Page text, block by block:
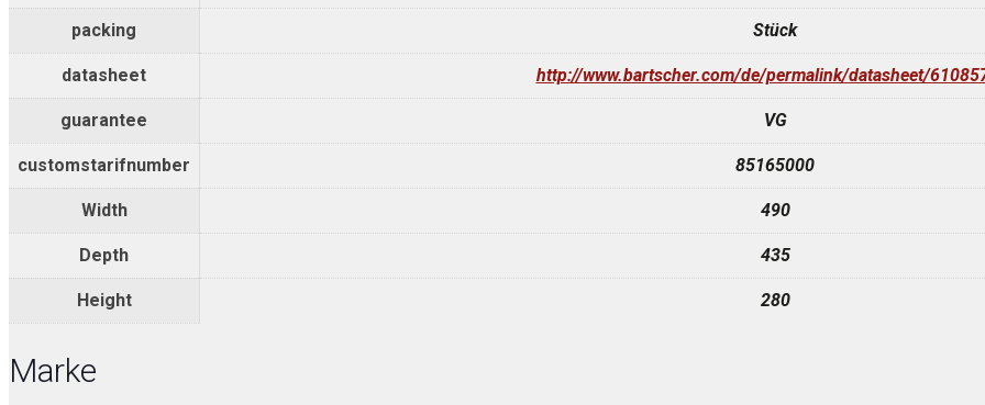
packing Stück
datasheet http://www.bartscher.com/de/permalink/datasheet/
guarantee VG
customstarifnumber 85165000
Width 490
Depth 435
Height 280
Marke